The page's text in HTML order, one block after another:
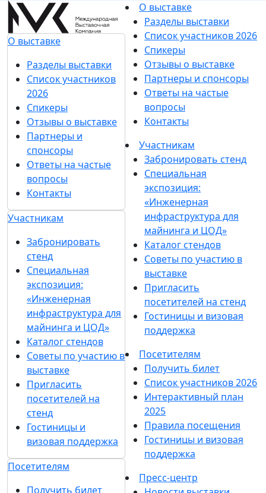
О выставке
Разделы выставки
Список участников
2026
Спикеры
Отзывы о выставке
Партнеры и
спонсоры
Ответы на частые
вопросы
Контакты
Участникам
Забронировать
стенд
Специальная
экспозиция:
«Инженерная
инфраструктура для
майнинга и ЦОД»
Каталог стендов
Советы по участию в
выставке
Пригласить
посетителей на
стенд
Гостиницы и
визовая поддержка
Посетителям
Получить билет
О выставке
Разделы выставки
Список участников 2026
Спикеры
Отзывы о выставке
Партнеры и спонсоры
Ответы на частые
вопросы
Контакты
Участникам
Забронировать стенд
Специальная
экспозиция:
«Инженерная
инфраструктура для
майнинга и ЦОД»
Каталог стендов
Советы по участию в
выставке
Пригласить
посетителей на стенд
Гостиницы и визовая
поддержка
Посетителям
Получить билет
Список участников 2026
Интерактивный план
2025
Правила посещения
Гостиницы и визовая
поддержка
Пресс-центр